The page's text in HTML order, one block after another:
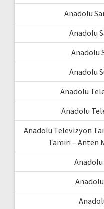
Anadolu
Anadolu
Anadolu
Anadolu
Anadolu
Anadolu
Anadolu Televizyon
Tamiri – Anten